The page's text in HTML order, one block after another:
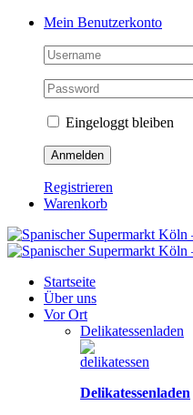
Zum
springen
Facebook
Instagram
Pinterest
Tiktok
YouTubeMein Benutzerkonto
Eingeloggt bleiben
Registrieren
Warenkorb
Startseite
Über uns
Vor Ort
Delikatessenladen
Delikatessenladen